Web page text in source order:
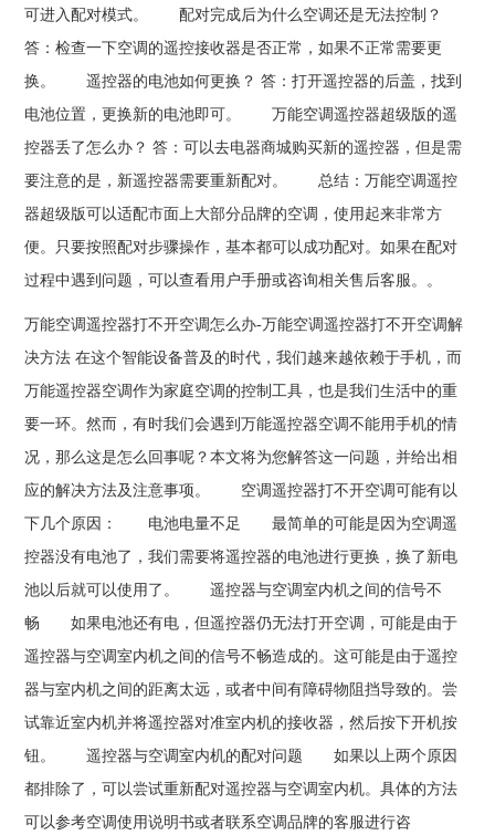
可进入配对模式。 配对完成后为什么空调还是无法控制？
答：检查一下空调的遥控接收器是否正常，如果不正常需要更
换。 遥控器的电池如何更换？ 答：打开遥控器的后盖，找到
电池位置，更换新的电池即可。 万能空调遥控器超级版的遥
控器丢了怎么办？ 答：可以去电器商城购买新的遥控器，但是需
要注意的是，新遥控器需要重新配对。 总结：万能空调遥控
器超级版可以适配市面上大部分品牌的空调，使用起来非常方
便。只要按照配对步骤操作，基本都可以成功配对。如果在配对
过程中遇到问题，可以查看用户手册或咨询相关售后客服。。
万能空调遥控器打不开空调怎么办-万能空调遥控器打不开空调解
决方法 在这个智能设备普及的时代，我们越来越依赖于手机，而
万能遥控器空调作为家庭空调的控制工具，也是我们生活中的重
要一环。然而，有时我们会遇到万能遥控器空调不能用手机的情
况，那么这是怎么回事呢？本文将为您解答这一问题，并给出相
应的解决方法及注意事项。 空调遥控器打不开空调可能有以
下几个原因： 电池电量不足 最简单的可能是因为空调遥
控器没有电池了，我们需要将遥控器的电池进行更换，换了新电
池以后就可以使用了。 遥控器与空调室内机之间的信号不
畅 如果电池还有电，但遥控器仍无法打开空调，可能是由于
遥控器与空调室内机之间的信号不畅造成的。这可能是由于遥控
器与室内机之间的距离太远，或者中间有障碍物阻挡导致的。尝
试靠近室内机并将遥控器对准室内机的接收器，然后按下开机按
钮。 遥控器与空调室内机的配对问题 如果以上两个原因
都排除了，可以尝试重新配对遥控器与空调室内机。具体的方法
可以参考空调使用说明书或者联系空调品牌的客服进行咨